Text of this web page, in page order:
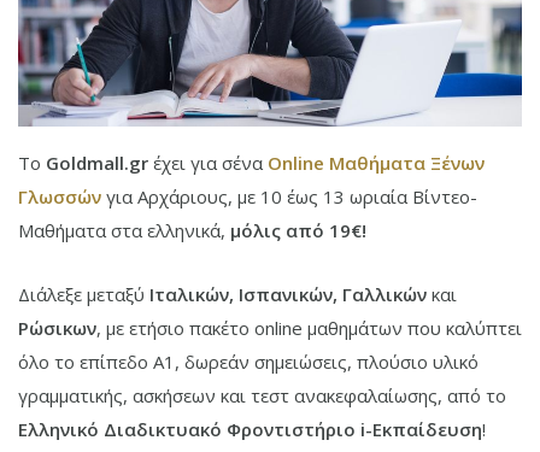
Το Goldmall.gr έχει για σένα Online Μαθήματα Ξένων
Γλωσσών για Αρχάριους, με 10 έως 13 ωριαία Βίντεο-
Μαθήματα στα ελληνικά, μόλις από 19€!
Διάλεξε μεταξύ Ιταλικών, Ισπανικών, Γαλλικών και
Ρώσικων, με ετήσιο πακέτο online μαθημάτων που καλύπτει
όλο το επίπεδο Α1, δωρεάν σημειώσεις, πλούσιο υλικό
γραμματικής, ασκήσεων και τεστ ανακεφαλαίωσης, από το
Ελληνικό Διαδικτυακό Φροντιστήριο i-Εκπαίδευση!